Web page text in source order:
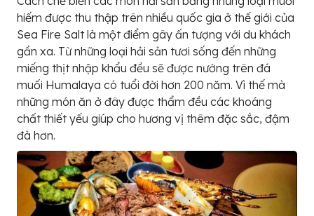
hiếm được thu thập trên nhiều quốc gia ở thế giới của
Sea Fire Salt là một điểm gây ấn tượng với du khách
gần xa. Từ những loại hải sản tươi sống đến những
miếng thịt nhập khẩu đều sẽ được nướng trên đá
muối Humalaya có tuổi đời hơn 200 năm. Vì thế mà
những món ăn ở đây được thẩm đều các khoáng
chất thiết yếu giúp cho hương vị thêm đặc sắc, đậm
đà hơn.